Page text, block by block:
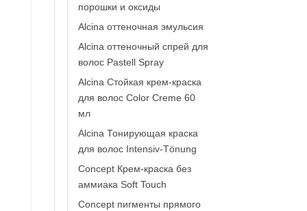
порошки и оксиды
Alcina оттеночная эмульсия
Alcina оттеночный спрей для
волос Pastell Spray
Alcina Стойкая крем-краска
для волос Color Creme 60
мл
Alcina Тонирующая краска
для волос Intensiv-Tönung
Concept Крем-краска без
аммиака Soft Touch
Concept пигменты прямого